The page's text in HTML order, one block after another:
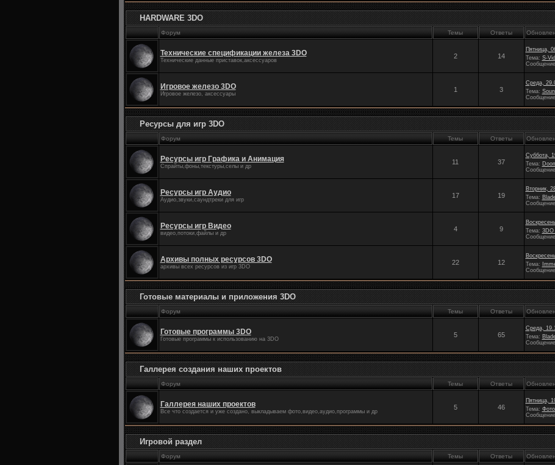
HARDWARE 3DO
Форум Темы Ответы
Технические спецификации железа 3DO
Технические данные приставок,аксессуаров
2 14
Пятница,
Тема: S-
Игровое железо 3DO
Игровое железо, аксессуары
1 3
Среда,
Тема:
Ресурсы для игр 3DO
Форум Темы Ответы
Ресурсы игр Графика и Анимация
Спрайты,фоны,текстуры,селы и др
11 37
Суббота,
Тема:
Ресурсы игр Аудио
Аудио,звуки,саундтреки для игр
17 19
Вторник,
Тема:
Ресурсы игр Видео
видео,потоки,файлы и др
4 9
Тема: 3DO
Архивы полных ресурсов 3DO
архивы всех ресурсов из игр 3DO
22 12
Тема:
Готовые материалы и приложения 3DO
Форум Темы Ответы
Готовые программы 3DO
Готовые программы к использованию на 3DO
5 65
Среда,
Тема:
Галлерея создания наших проектов
Форум Темы Ответы
Галлерея наших проектов
Все что создается и уже создано, выкладываем фото,видео,аудио,программы и др
5 46
Пятница,
Тема:
Игровой раздел
Форум Темы Ответы